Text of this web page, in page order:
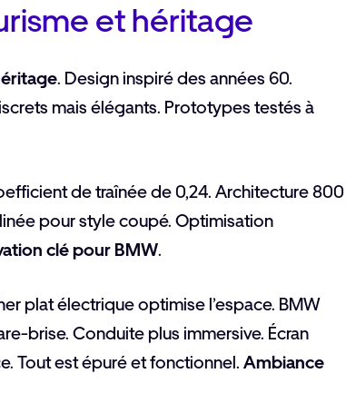
et héritage
. Design inspiré des années 60.
mais élégants. Prototypes testés à
de traînée de 0,24. Architecture 800
pour style coupé. Optimisation
clé pour BMW.
plat électrique optimise l’espace. BMW
brise. Conduite plus immersive. Écran
Tout est épuré et fonctionnel. Ambiance